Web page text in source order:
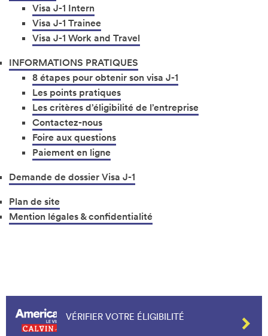
Visa J-1 Intern
Visa J-1 Trainee
Visa J-1 Work and Travel
INFORMATIONS PRATIQUES
8 étapes pour obtenir son visa J-1
Les points pratiques
Les critères d’éligibilité de l’entreprise
Contactez-nous
Foire aux questions
Paiement en ligne
Demande de dossier Visa J-1
Plan de site
Mention légales & confidentialité
VÉRIFIER VOTRE ÉLIGIBILITÉ